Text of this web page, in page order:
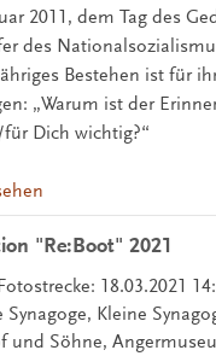
2011, dem Tag des
des
Bestehen ist für
„Warum ist der
Dich wichtig?“
"Re:Boot" 2021
18.03.2021
Synagoge, Kleine
und Söhne,